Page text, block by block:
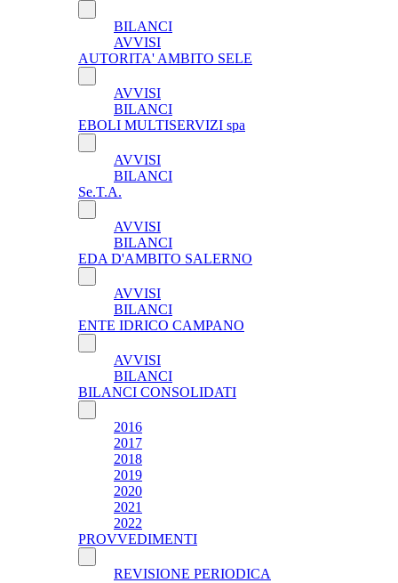
BILANCI
AVVISI
AUTORITA' AMBITO SELE
AVVISI
BILANCI
EBOLI MULTISERVIZI spa
AVVISI
BILANCI
Se.T.A.
AVVISI
BILANCI
EDA D'AMBITO SALERNO
AVVISI
BILANCI
ENTE IDRICO CAMPANO
AVVISI
BILANCI
BILANCI CONSOLIDATI
2016
2017
2018
2019
2020
2021
2022
PROVVEDIMENTI
REVISIONE PERIODICA